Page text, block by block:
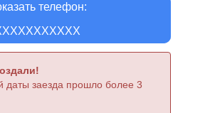
телефон:
даты заезда прошло более 3